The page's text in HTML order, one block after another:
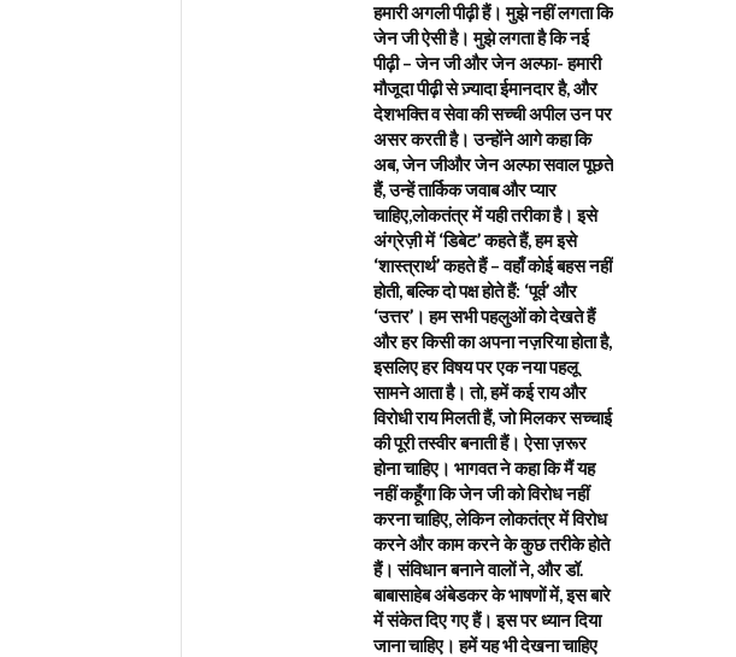
हमारी अगली पीढ़ी हैं। मुझे नहीं लगता कि
जेन जी ऐसी है। मुझे लगता है कि नई
पीढ़ी – जेन जी और जेन अल्फा- हमारी
मौजूदा पीढ़ी से ज़्यादा ईमानदार है, और
देशभक्ति व सेवा की सच्ची अपील उन पर
असर करती है। उन्होंने आगे कहा कि
अब, जेन जीऔर जेन अल्फा सवाल पूछते
हैं, उन्हें तार्किक जवाब और प्यार
चाहिए,लोकतंत्र में यही तरीका है। इसे
अंग्रेज़ी में ‘डिबेट’ कहते हैं, हम इसे
‘शास्त्रार्थ’ कहते हैं – वहाँ कोई बहस नहीं
होती, बल्कि दो पक्ष होते हैं: ‘पूर्व’ और
‘उत्तर’। हम सभी पहलुओं को देखते हैं
और हर किसी का अपना नज़रिया होता है,
इसलिए हर विषय पर एक नया पहलू
सामने आता है। तो, हमें कई राय और
विरोधी राय मिलती हैं, जो मिलकर सच्चाई
की पूरी तस्वीर बनाती हैं। ऐसा ज़रूर
होना चाहिए। भागवत ने कहा कि मैं यह
नहीं कहूँगा कि जेन जी को विरोध नहीं
करना चाहिए, लेकिन लोकतंत्र में विरोध
करने और काम करने के कुछ तरीके होते
हैं। संविधान बनाने वालों ने, और डॉ.
बाबासाहेब अंबेडकर के भाषणों में, इस बारे
में संकेत दिए गए हैं। इस पर ध्यान दिया
जाना चाहिए। हमें यह भी देखना चाहिए